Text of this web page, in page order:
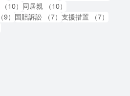
（10） 10件の記事
同居親 （10）
（9） 9件の記事
国賠訴訟 （7） 7件の記事
支援措置 （7）